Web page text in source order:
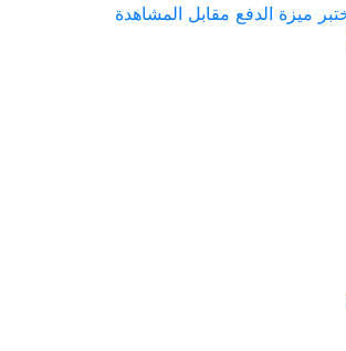
ميزة الدفع مقابل المشاهدة